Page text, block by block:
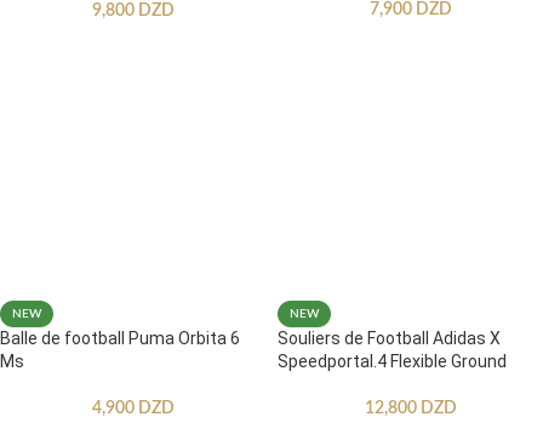
9,800 DZD 7,900 DZD
NEW
Balle de football Puma Orbita 6
Ms
4,900 DZD
NEW
Souliers de Football Adidas X
Speedportal.4 Flexible Ground
12,800 DZD